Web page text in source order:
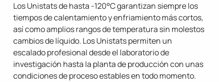
Los Unistats de hasta -120°C garantizan siempre los
tiempos de calentamiento y enfriamiento más cortos,
así como amplios rangos de temperatura sin molestos
cambios de líquido. Los Unistats permiten un
escalado profesional desde el laboratorio de
investigación hasta la planta de producción con unas
condiciones de proceso estables en todo momento.